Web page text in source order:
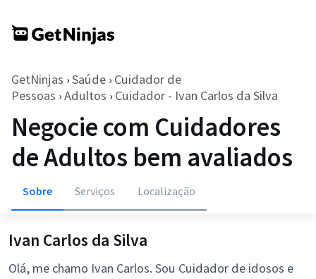
GetNinjas › Saúde › Cuidador de
Pessoas › Adultos › Cuidador - Ivan Carlos da Silva
Negocie com Cuidadores
de Adultos bem avaliados
Sobre Serviços Localização
Ivan Carlos da Silva
Olá, me chamo Ivan Carlos. Sou Cuidador de idosos e